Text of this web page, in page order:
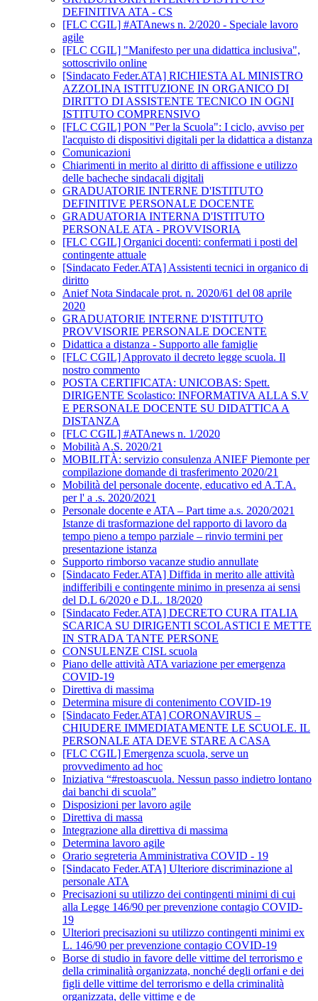
DEFINITIVA ATA - CS
[FLC CGIL] #ATAnews n. 2/2020 - Speciale lavoro
agile
[FLC CGIL] "Manifesto per una didattica inclusiva",
sottoscrivilo online
[Sindacato Feder.ATA] RICHIESTA AL MINISTRO
AZZOLINA ISTITUZIONE IN ORGANICO DI
DIRITTO DI ASSISTENTE TECNICO IN OGNI
ISTITUTO COMPRENSIVO
[FLC CGIL] PON "Per la Scuola": I ciclo, avviso per
l'acquisto di dispositivi digitali per la didattica a distanza
Comunicazioni
Chiarimenti in merito al diritto di affissione e utilizzo
delle bacheche sindacali digitali
GRADUATORIE INTERNE D'ISTITUTO
DEFINITIVE PERSONALE DOCENTE
GRADUATORIA INTERNA D'ISTITUTO
PERSONALE ATA - PROVVISORIA
[FLC CGIL] Organici docenti: confermati i posti del
contingente attuale
[Sindacato Feder.ATA] Assistenti tecnici in organico di
diritto
Anief Nota Sindacale prot. n. 2020/61 del 08 aprile
2020
GRADUATORIE INTERNE D'ISTITUTO
PROVVISORIE PERSONALE DOCENTE
Didattica a distanza - Supporto alle famiglie
[FLC CGIL] Approvato il decreto legge scuola. Il
nostro commento
POSTA CERTIFICATA: UNICOBAS: Spett.
DIRIGENTE Scolastico: INFORMATIVA ALLA S.V
E PERSONALE DOCENTE SU DIDATTICA A
DISTANZA
[FLC CGIL] #ATAnews n. 1/2020
Mobilità A.S. 2020/21
MOBILITÀ: servizio consulenza ANIEF Piemonte per
compilazione domande di trasferimento 2020/21
Mobilità del personale docente, educativo ed A.T.A.
per l' a .s. 2020/2021
Personale docente e ATA – Part time a.s. 2020/2021
Istanze di trasformazione del rapporto di lavoro da
tempo pieno a tempo parziale – rinvio termini per
presentazione istanza
Supporto rimborso vacanze studio annullate
[Sindacato Feder.ATA] Diffida in merito alle attività
indifferibili e contingente minimo in presenza ai sensi
del D.L 6/2020 e D.L. 18/2020
[Sindacato Feder.ATA] DECRETO CURA ITALIA
SCARICA SU DIRIGENTI SCOLASTICI E METTE
IN STRADA TANTE PERSONE
CONSULENZE CISL scuola
Piano delle attività ATA variazione per emergenza
COVID-19
Direttiva di massima
Determina misure di contenimento COVID-19
[Sindacato Feder.ATA] CORONAVIRUS –
CHIUDERE IMMEDIATAMENTE LE SCUOLE. IL
PERSONALE ATA DEVE STARE A CASA
[FLC CGIL] Emergenza scuola, serve un
provvedimento ad hoc
Iniziativa “#restoascuola. Nessun passo indietro lontano
dai banchi di scuola”
Disposizioni per lavoro agile
Direttiva di massa
Integrazione alla direttiva di massima
Determina lavoro agile
Orario segreteria Amministrativa COVID - 19
[Sindacato Feder.ATA] Ulteriore discriminazione al
personale ATA
Precisazioni su utilizzo dei contingenti minimi di cui
alla Legge 146/90 per prevenzione contagio COVID-
19
Ulteriori precisazioni su utilizzo contingenti minimi ex
L. 146/90 per prevenzione contagio COVID-19
Borse di studio in favore delle vittime del terrorismo e
della criminalità organizzata, nonché degli orfani e dei
figli delle vittime del terrorismo e della criminalità
organizzata, delle vittime e de